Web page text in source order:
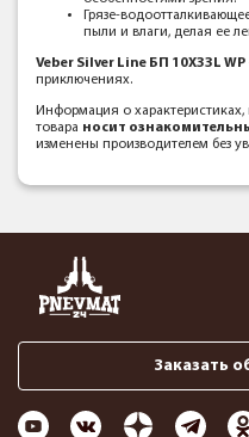
Грязе-
пыли и влаги, делая ее
Veber Silver Line БП 10X33L WP
приключениях.
Информация о
товара носит
изменены производителем без
Заказать